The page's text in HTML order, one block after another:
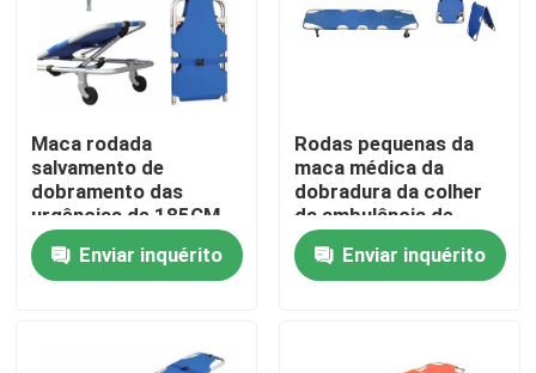
Maca rodada
salvamento de
dobramento das
urgências de 185CM
ambulância do
hospital de 60 graus
Enviar inquérito
Rodas pequenas da
maca médica da
dobradura da colher
da ambulância de
20CM 50CM para o
hospitalEnviar inquérito